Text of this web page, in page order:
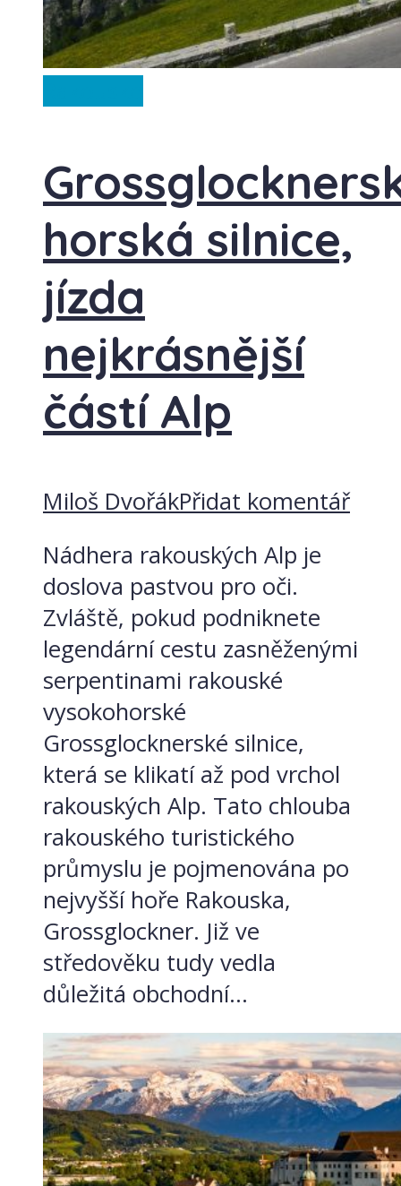
horská silnice,
jízda
nejkrásnější
částí Alp
Miloš DvořákPřidat komentář
Nádhera rakouských Alp je
doslova pastvou pro oči.
Zvláště, pokud podniknete
legendární cestu zasněženými
serpentinami rakouské
vysokohorské
Grossglocknerské silnice,
která se klikatí až pod vrchol
rakouských Alp. Tato chlouba
rakouského turistického
průmyslu je pojmenována po
nejvyšší hoře Rakouska,
Grossglockner. Již ve
středověku tudy vedla
důležitá obchodní...